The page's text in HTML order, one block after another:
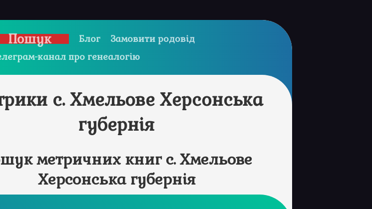
Пошук Блог
Замовити родовід
канал про генеалогію
с. Хмельове Херсонська
губернія
метричних книг с. Хмельове
Херсонська губернія